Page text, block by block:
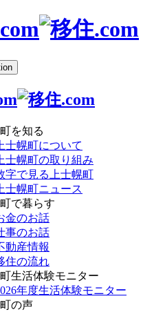
町を知る
上士幌町について
上士幌町の取り組み
字で見る上士幌町
上士幌町ニュース
町で暮らす
金のお話
事のお話
動産情報
住の流れ
町生活体験モニター
年度生活体験モニター
町の声